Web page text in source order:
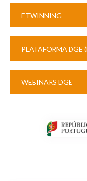
ETWINNING
PLATAFORMA DGE
WEBINARS DGE